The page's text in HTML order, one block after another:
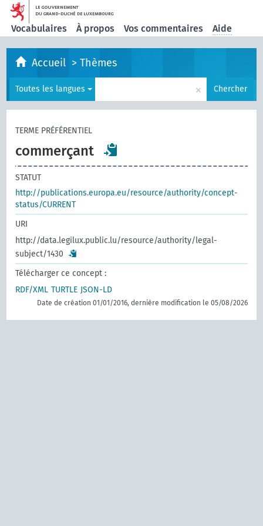
Vocabulaires À propos Vos commentaires Aide
Accueil >Thèmes
Toutes les langues × Chercher
TERME PRÉFÉRENTIEL
commerçant
STATUT
http://publications.europa.eu/resource/authority/concept-
status/CURRENT
URI
http://data.legilux.public.lu/resource/authority/legal-
subject/1430
Télécharger ce concept :
RDF/XML TURTLE JSON-LD
Date de création 01/01/2016, dernière modification le 05/08/2026